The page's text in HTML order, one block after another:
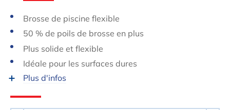
Brosse de piscine flexible
50 % de poils de brosse en plus
Plus solide et flexible
Idéale pour les surfaces dures
Plus d'infos